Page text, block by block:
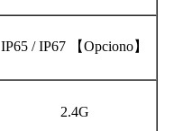
IP65 / IP67 【Opciono】
2.4G